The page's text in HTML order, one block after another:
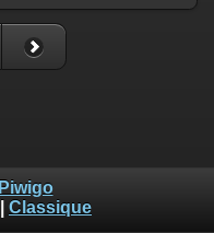
Piwigo
Classique